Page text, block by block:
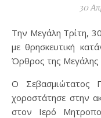
30
Την Μεγάλη Τρίτη, 30 Απριλίου 2024, εσπέρας τελέσθηκε
με θρησκευτική
Όρθρος της Μεγάλης
Ο Σεβασμιώτατος
χοροστάτησε στην
στον Ιερό